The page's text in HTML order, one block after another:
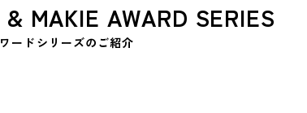
& MAKIE AWARD SERIES
ワ ー ド シ リ ーズの ご紹介